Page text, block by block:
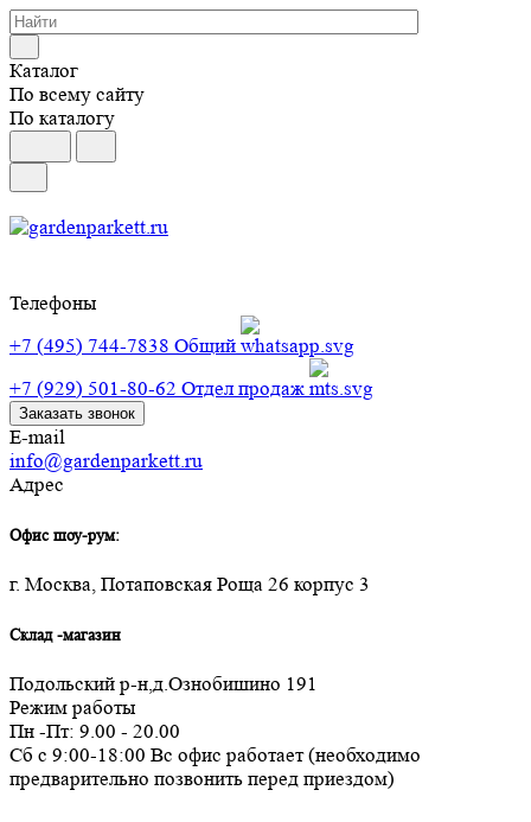
Каталог
По всему сайту
По каталогу
Телефоны
+7 (495) 744-7838 Общий
+7 (929) 501-80-62 Отдел продаж
Заказать звонок
E-mail
info@gardenparkett.ru
Адрес
Офис шоу-рум:
г. Москва, Потаповская Роща 26 корпус 3
Склад -магазин
Подольский р-н,д.Ознобишино 191
Режим работы
Пн -Пт: 9.00 - 20.00
Сб с 9:00-18:00 Вс офис работает (необходимо
предварительно позвонить перед приездом)